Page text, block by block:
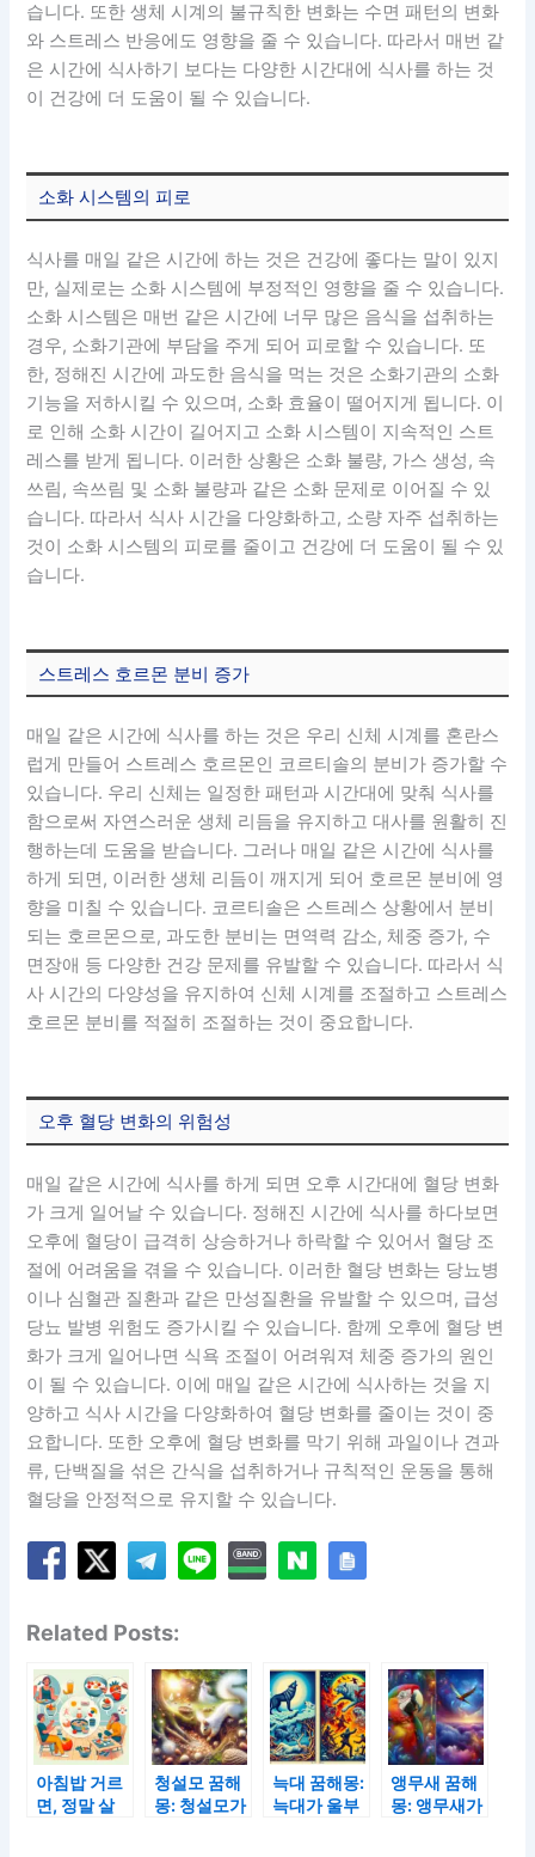
습니다. 또한 생체 시계의 불규칙한 변화는 수면 패턴의 변화
와 스트레스 반응에도 영향을 줄 수 있습니다. 따라서 매번 같
은 시간에 식사하기 보다는 다양한 시간대에 식사를 하는 것
이 건강에 더 도움이 될 수 있습니다.
소화 시스템의 피로
식사를 매일 같은 시간에 하는 것은 건강에 좋다는 말이 있지
만, 실제로는 소화 시스템에 부정적인 영향을 줄 수 있습니다.
소화 시스템은 매번 같은 시간에 너무 많은 음식을 섭취하는
경우, 소화기관에 부담을 주게 되어 피로할 수 있습니다. 또
한, 정해진 시간에 과도한 음식을 먹는 것은 소화기관의 소화
기능을 저하시킬 수 있으며, 소화 효율이 떨어지게 됩니다. 이
로 인해 소화 시간이 길어지고 소화 시스템이 지속적인 스트
레스를 받게 됩니다. 이러한 상황은 소화 불량, 가스 생성, 속
쓰림, 속쓰림 및 소화 불량과 같은 소화 문제로 이어질 수 있
습니다. 따라서 식사 시간을 다양화하고, 소량 자주 섭취하는
것이 소화 시스템의 피로를 줄이고 건강에 더 도움이 될 수 있
습니다.
스트레스 호르몬 분비 증가
매일 같은 시간에 식사를 하는 것은 우리 신체 시계를 혼란스
럽게 만들어 스트레스 호르몬인 코르티솔의 분비가 증가할 수
있습니다. 우리 신체는 일정한 패턴과 시간대에 맞춰 식사를
함으로써 자연스러운 생체 리듬을 유지하고 대사를 원활히 진
행하는데 도움을 받습니다. 그러나 매일 같은 시간에 식사를
하게 되면, 이러한 생체 리듬이 깨지게 되어 호르몬 분비에 영
향을 미칠 수 있습니다. 코르티솔은 스트레스 상황에서 분비
되는 호르몬으로, 과도한 분비는 면역력 감소, 체중 증가, 수
면장애 등 다양한 건강 문제를 유발할 수 있습니다. 따라서 식
사 시간의 다양성을 유지하여 신체 시계를 조절하고 스트레스
호르몬 분비를 적절히 조절하는 것이 중요합니다.
오후 혈당 변화의 위험성
매일 같은 시간에 식사를 하게 되면 오후 시간대에 혈당 변화
가 크게 일어날 수 있습니다. 정해진 시간에 식사를 하다보면
오후에 혈당이 급격히 상승하거나 하락할 수 있어서 혈당 조
절에 어려움을 겪을 수 있습니다. 이러한 혈당 변화는 당뇨병
이나 심혈관 질환과 같은 만성질환을 유발할 수 있으며, 급성
당뇨 발병 위험도 증가시킬 수 있습니다. 함께 오후에 혈당 변
화가 크게 일어나면 식욕 조절이 어려워져 체중 증가의 원인
이 될 수 있습니다. 이에 매일 같은 시간에 식사하는 것을 지
양하고 식사 시간을 다양화하여 혈당 변화를 줄이는 것이 중
요합니다. 또한 오후에 혈당 변화를 막기 위해 과일이나 견과
류, 단백질을 섞은 간식을 섭취하거나 규칙적인 운동을 통해
혈당을 안정적으로 유지할 수 있습니다.
Related Posts:
아침밥 거르
면, 정말 살
청설모 꿈해
몽: 청설모가
늑대 꿈해몽:
늑대가 울부
앵무새 꿈해
몽: 앵무새가